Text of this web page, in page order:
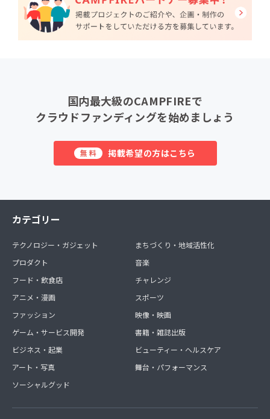
国内最大級のCAMPFIREで
クラウドファンディングを始めましょう
無料 掲載希望の方はこちら
カテゴリー
テクノロジー・ガジェット
プロダクト
フード・飲食店
アニメ・漫画
ファッション
ゲーム・サービス開発
ビジネス・起業
アート・写真
ソーシャルグッド
まちづくり・地域活性化
音楽
チャレンジ
スポーツ
映像・映画
書籍・雑誌出版
ビューティー・ヘルスケア
舞台・パフォーマンス